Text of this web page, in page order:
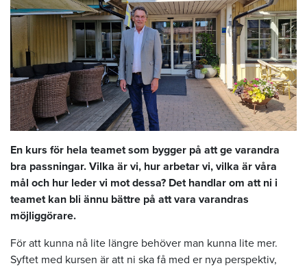
En kurs för hela teamet som bygger på att ge varandra
bra passningar. Vilka är vi, hur arbetar vi, vilka är våra
mål och hur leder vi mot dessa? Det handlar om att ni i
teamet kan bli ännu bättre på att vara varandras
möjliggörare.
För att kunna nå lite längre behöver man kunna lite mer.
Syftet med kursen är att ni ska få med er nya perspektiv,